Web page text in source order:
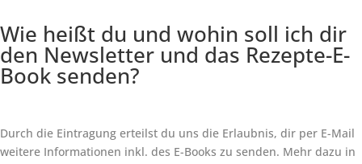
Wie heißt du und wohin soll ich dir
den Newsletter und das Rezepte-E-
Book senden?
Durch die Eintragung erteilst du uns die Erlaubnis, dir per E-Mail
weitere Informationen inkl. des E-Books zu senden. Mehr dazu in